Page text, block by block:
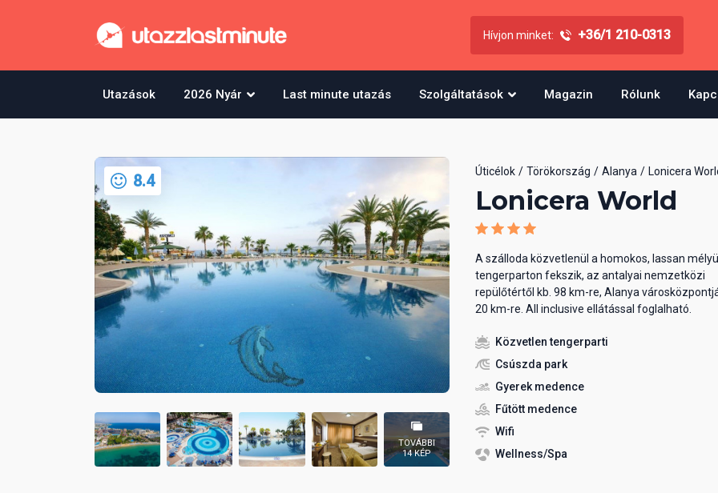
Hívjon minket: +36/1 210-0313
Utazások 2026 Nyár Last minute utazás Szolgáltatások Magazin Rólunk
8.4
TOVÁBBI
14 KÉP
Úticélok Törökország Alanya Lonicera
Lonicera World
A szálloda közvetlenül a homokos, lassan
tengerparton fekszik, az antalyai nemzetközi
repülőtértől kb. 98 km-re, Alanya
20 km-re. All inclusive ellátással foglalható.
Közvetlen tengerparti
Csúszda park
Gyerek medence
Fűtött medence
Wifi
Wellness/Spa